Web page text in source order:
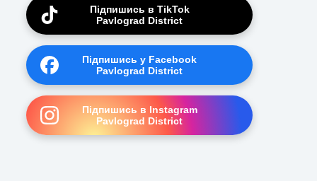
Підпишись в TikTok
Pavlograd District
Підпишись у Facebook
Pavlograd District
Підпишись в Instagram
Pavlograd District